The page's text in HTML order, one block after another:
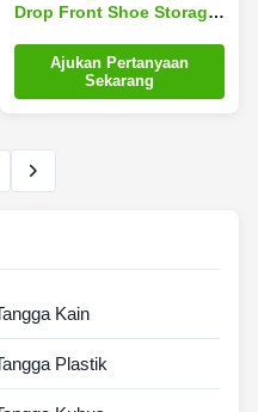
Drop Front Shoe Storage
Ajukan Pertanyaan
Sekarang
Kain
Plastik